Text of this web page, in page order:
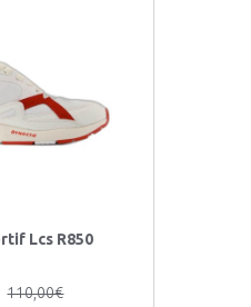
Lcs R850
110,00€